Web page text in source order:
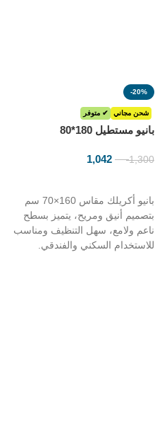
-20%
شحن مجاني ✔ متوفر
بانيو مستطيل 180*80
1,300ر.س 1,042
بانيو أكريلك مقاس 160×70 سم
بتصميم أنيق ومريح، يتميز بسطح
ناعم ولامع، سهل التنظيف ومناسب
للاستخدام السكني والفندقي.